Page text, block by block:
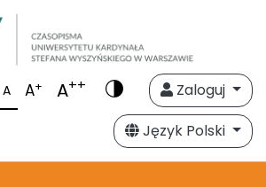
A A+ A++
Zaloguj
Język Polski